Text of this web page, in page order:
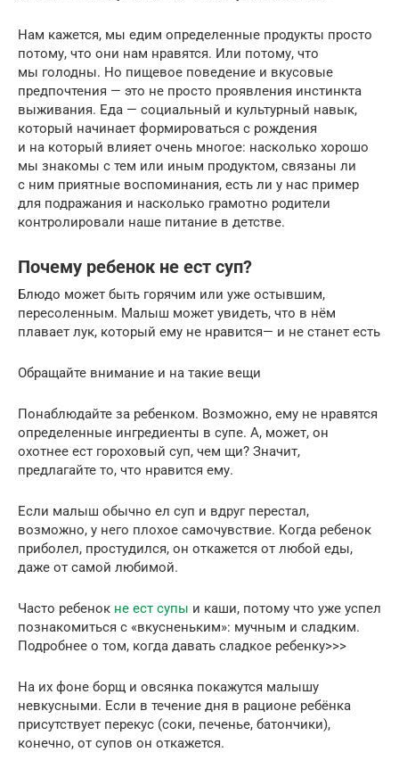
Нам кажется, мы едим определенные продукты просто
потому, что они нам нравятся. Или потому, что
мы голодны. Но пищевое поведение и вкусовые
предпочтения — это не просто проявления инстинкта
выживания. Еда — социальный и культурный навык,
который начинает формироваться с рождения
и на который влияет очень многое: насколько хорошо
мы знакомы с тем или иным продуктом, связаны ли
с ним приятные воспоминания, есть ли у нас пример
для подражания и насколько грамотно родители
контролировали наше питание в детстве.
Почему ребенок не ест суп?
Блюдо может быть горячим или уже остывшим,
пересоленным. Малыш может увидеть, что в нём
плавает лук, который ему не нравится— и не станет есть
Обращайте внимание и на такие вещи
Понаблюдайте за ребенком. Возможно, ему не нравятся
определенные ингредиенты в супе. А, может, он
охотнее ест гороховый суп, чем щи? Значит,
предлагайте то, что нравится ему.
Если малыш обычно ел суп и вдруг перестал,
возможно, у него плохое самочувствие. Когда ребенок
приболел, простудился, он откажется от любой еды,
даже от самой любимой.
Часто ребенок не ест супы и каши, потому что уже успел
познакомиться с «вкусненьким»: мучным и сладким.
Подробнее о том, когда давать сладкое ребенку>>>
На их фоне борщ и овсянка покажутся малышу
невкусными. Если в течение дня в рационе ребёнка
присутствует перекус (соки, печенье, батончики),
конечно, от супов он откажется.